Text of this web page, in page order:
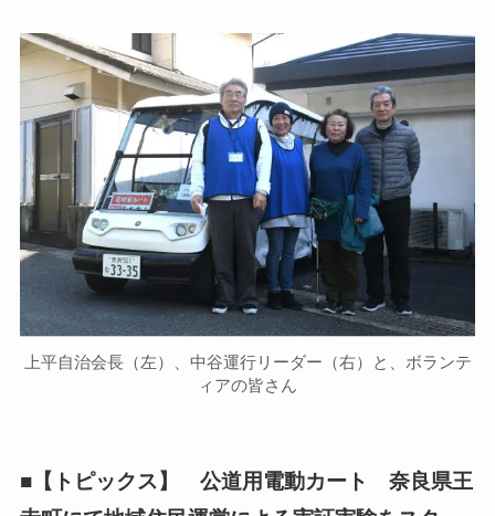
上平自治会長（左）、中谷運行リーダー（右）と、ボランテ
ィアの皆さん
■【トピックス】 公道用電動カート 奈良県王